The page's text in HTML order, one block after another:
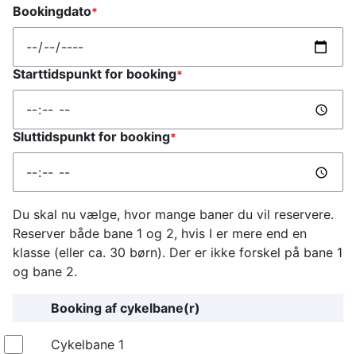
Bookingdato
Starttidspunkt for booking
Sluttidspunkt for booking
Du skal nu vælge, hvor mange baner du vil reservere.
Reserver både bane 1 og 2, hvis I er mere end en
klasse (eller ca. 30 børn). Der er ikke forskel på bane 1
og bane 2.
Booking af cykelbane(r)
Cykelbane
Cykelbane 1